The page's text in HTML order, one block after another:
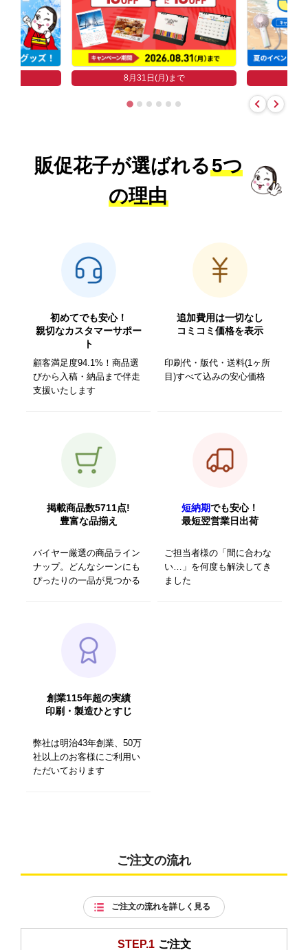
8月31日(月)まで
販促花子が選ばれる5つ
の理由
初めてでも安心！
親切なカスタマーサポー
ト
顧客満足度94.1%！商品選
びから入稿・納品まで伴走
支援いたします
追加費用は一切なし
コミコミ価格を表示
印刷代・版代・送料(1ヶ所
目)すべて込みの安心価格
掲載商品数5711点!
豊富な品揃え
バイヤー厳選の商品ライン
ナップ。どんなシーンにも
ぴったりの一品が見つかる
短納期でも安心！
最短翌営業日出荷
ご担当者様の「間に合わな
い…」を何度も解決してき
ました
創業115年超の実績
印刷・製造ひとすじ
弊社は明治43年創業、50万
社以上のお客様にご利用い
ただいております
ご注文の流れ
ご注文の流れを詳しく見る
STEP.1 ご注文